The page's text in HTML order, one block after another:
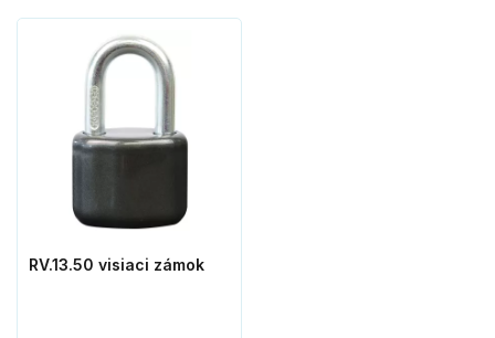
RV.13.50 visiaci zámok